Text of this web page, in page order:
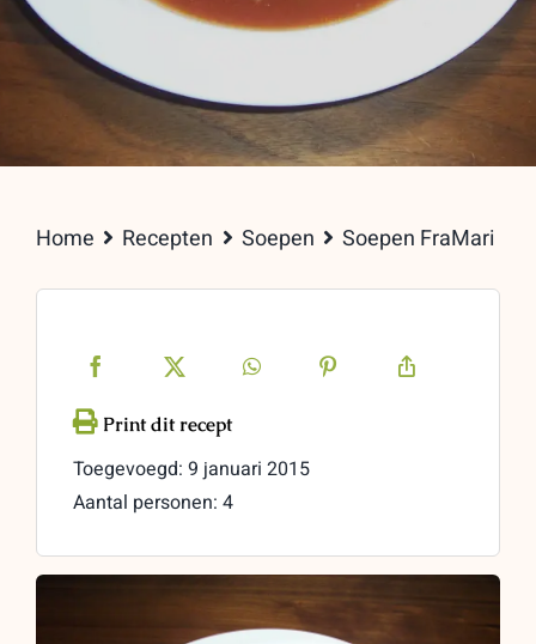
Home Recepten Soepen Soepen FraMari
Toegevoegd: 9 januari 2015
Aantal personen: 4